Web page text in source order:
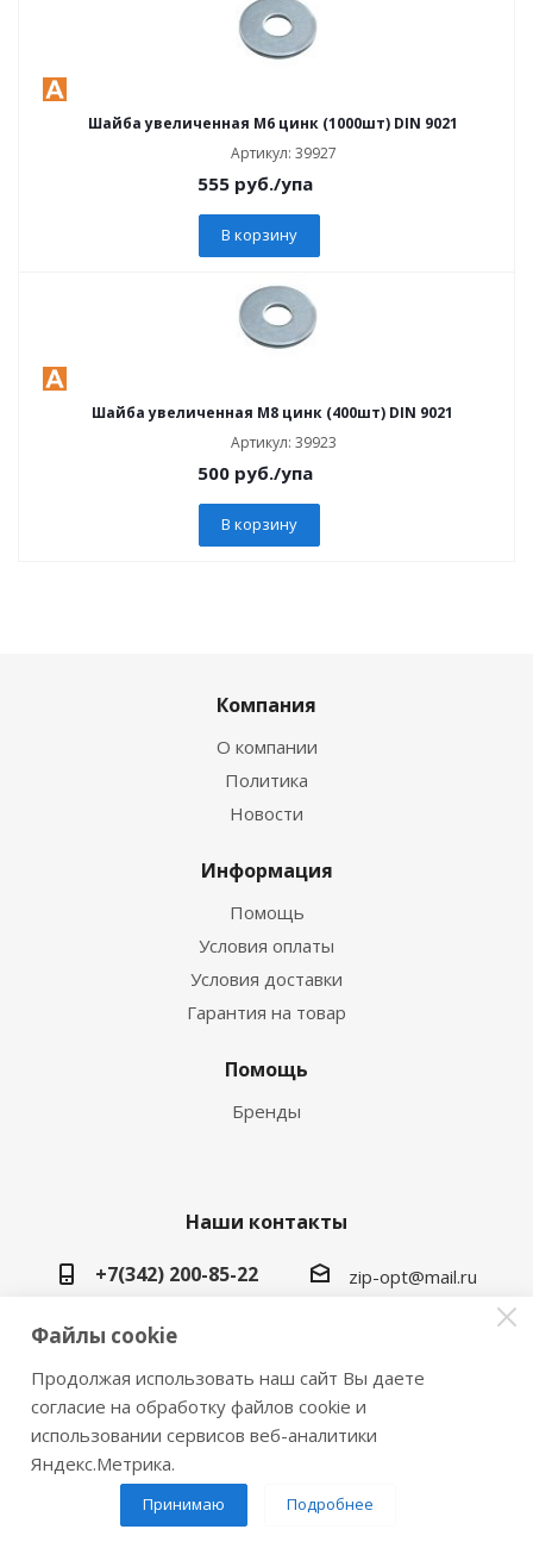
Шайба увеличенная М6 цинк (1000шт) DIN 9021
Артикул: 39927
555руб./упа
В корзину
Шайба увеличенная М8 цинк (400шт) DIN 9021
Артикул: 39923
500руб./упа
В корзину
Компания
О компании
Политика
Новости
Информация
Помощь
Условия оплаты
Условия доставки
Гарантия на товар
Помощь
Бренды
Наши контакты
+7(342) 200-85-22
zip-opt@mail.ru
г. Пермь, ул. Васильева, 5в
2026 © Замки инструмент плюс
Файлы cookie
Продолжая использовать наш сайт Вы даете
согласие на обработку файлов cookie и
использовании сервисов веб-аналитики
Яндекс.Метрика.
Принимаю Подробнее